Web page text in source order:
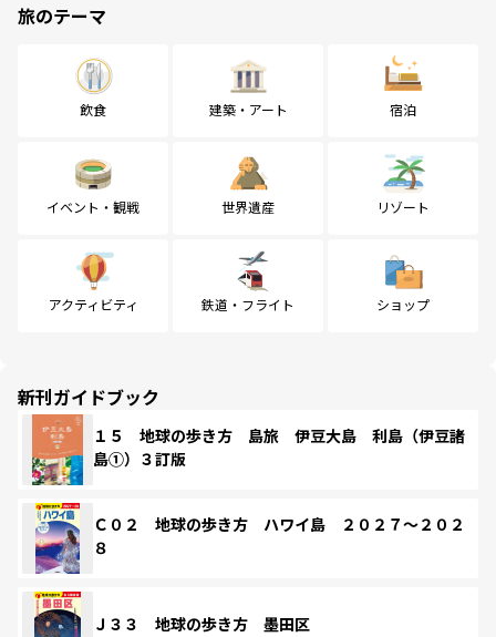
旅のテーマ
飲食 建築・アート 宿泊
イベント・観戦 世界遺産 リゾート
アクティビティ 鉄道・フライト ショップ
新刊ガイドブック
１５ 地球の歩き方 島旅 伊豆大島 利島（伊豆諸
島①）３訂版
Ｃ０２ 地球の歩き方 ハワイ島 ２０２７～２０２
８
Ｊ３３ 地球の歩き方 墨田区